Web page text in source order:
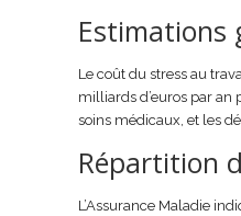
Estimations
Le coût du stress au
milliards d’euros par an
soins médicaux, et les
Répartition
L’Assurance Maladie